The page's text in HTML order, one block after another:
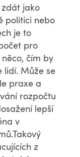
zdát jako
politici nebo
je to
pro
čím by
lidí. Může se
praxe a
rozpočtu
lepší
v
z